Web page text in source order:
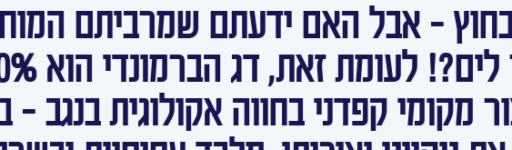
– אבל האם ידעתם שמרביתם
מקומי קפדני בחווה אקולוגית בנגב –